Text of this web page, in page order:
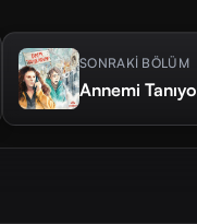
SONRAKİ BÖLÜM
Annemi